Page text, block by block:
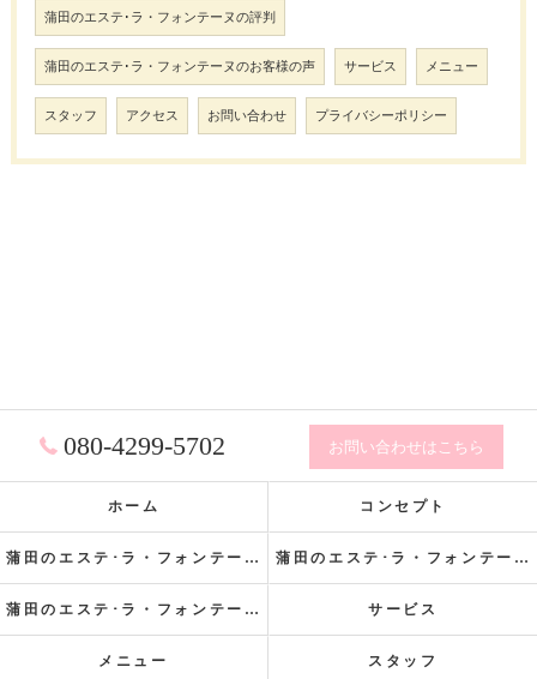
蒲田のエステ･ラ・フォンテーヌの評判
蒲田のエステ･ラ・フォンテーヌのお客様の声 サービス メニュー
スタッフ アクセス お問い合わせ プライバシーポリシー
080-4299-5702 お問い合わせはこちら
ホーム コンセプト
蒲田のエステ･ラ・フォンテーヌの口コミ情報 蒲田のエステ･ラ・フォンテーヌの評判
蒲田のエステ･ラ・フォンテーヌの効果 サービス
メニュー スタッフ